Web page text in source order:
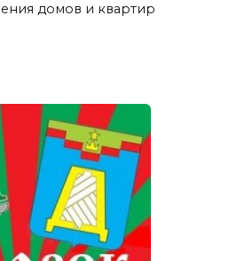
домов и квартир